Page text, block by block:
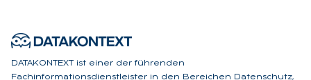
DATAKONTEXT ist einer der führenden
Fachinformationsdienstleister in den Bereichen Datenschutz,